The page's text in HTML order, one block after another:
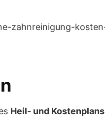
Heil- und Kostenplans